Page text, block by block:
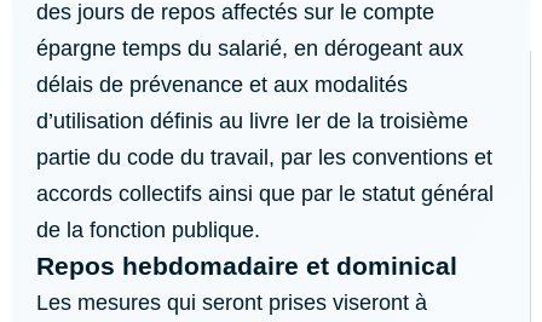
des jours de repos affectés sur le compte
épargne temps du salarié, en dérogeant aux
délais de prévenance et aux modalités
d’utilisation définis au livre Ier de la troisième
partie du code du travail, par les conventions et
accords collectifs ainsi que par le statut général
de la fonction publique.
Repos hebdomadaire et dominical
Les mesures qui seront prises viseront à